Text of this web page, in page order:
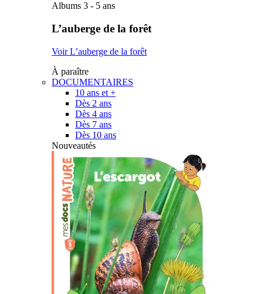
Albums 3 - 5 ans
L’auberge de la forêt
Voir L’auberge de la forêt
À paraître
DOCUMENTAIRES
10 ans et +
Dès 2 ans
Dès 4 ans
Dès 7 ans
Dès 10 ans
Nouveautés